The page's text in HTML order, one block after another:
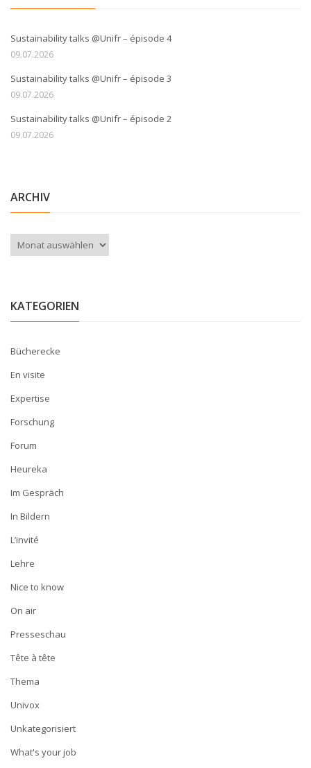
Sustainability talks @Unifr – épisode 4
09.07.2026
Sustainability talks @Unifr – épisode 3
09.07.2026
Sustainability talks @Unifr – épisode 2
09.07.2026
ARCHIV
Archiv
KATEGORIEN
Bücherecke
En visite
Expertise
Forschung
Forum
Heureka
Im Gespräch
In Bildern
L’invité
Lehre
Nice to know
On air
Presseschau
Tête à tête
Thema
Univox
Unkategorisiert
What's your job